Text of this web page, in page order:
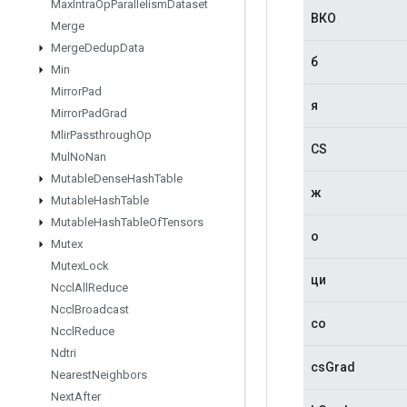
Max IntraOp Parallelism Dataset
Merge
MergeDedupData
Min
MirrorPad
MirrorPadGrad
MlirPassthroughOp
Mul NoNan
MutableDenseHashTable
MutableHashTable
MutableHashTableOfTensors
Mutex
MutexLock
Nccl All Reduce
Nccl Broadcast
Nccl Reduce
Ndtri
NearestNeighbors
NextAfter
ВКО
б
я
CS
ж
о
ци
со
csGrad